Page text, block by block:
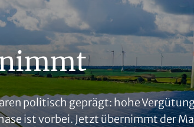
politisch geprägt: hohe
ist vorbei. Jetzt übernimmt der